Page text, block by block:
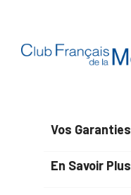
Vos Garanties
En Savoir Plus